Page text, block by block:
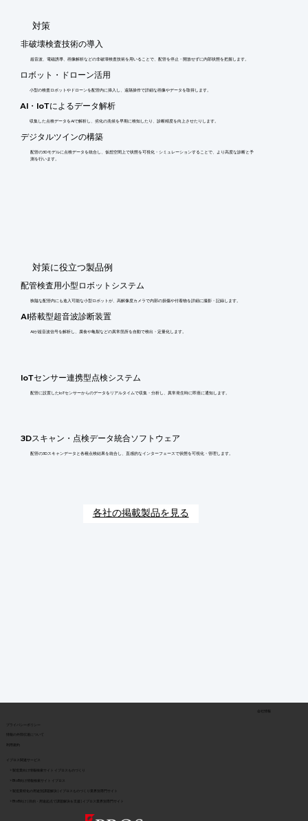
​対策
非破壊検査技術の導入
超音波、電磁誘導、画像解析などの非破壊検査技術を用いることで、配管を停止・開放せずに内部状態を把握します。
ロボット・ドローン活用
小型の検査ロボットやドローンを配管内に挿入し、遠隔操作で詳細な画像やデータを取得します。
AI・IoTによるデータ解析
収集した点検データをAIで解析し、劣化の兆候を早期に検知したり、診断精度を向上させたりします。
デジタルツインの構築
配管の3Dモデルに点検データを統合し、仮想空間上で状態を可視化・シミュレーションすることで、より高度な診断と予
測を行います。
​対策に役立つ製品例
配管検査用小型ロボットシステム
狭隘な配管内にも進入可能な小型ロボットが、高解像度カメラで内部の損傷や付着物を詳細に撮影・記録します。
AI搭載型超音波診断装置
AIが超音波信号を解析し、腐食や亀裂などの異常箇所を自動で検出・定量化します。
IoTセンサー連携型点検システム
配管に設置したIoTセンサーからのデータをリアルタイムで収集・分析し、異常発生時に即座に通知します。
3Dスキャン・点検データ統合ソフトウェア
配管の3Dスキャンデータと各種点検結果を統合し、直感的なインターフェースで状態を可視化・管理します。
各社の掲載製品を見る
​情報の外部伝達について
会社情報
> 製造業特化の用途別課題解決 | イプロスものづくり業界別専門サイト
> BtoB向け情報検索サイト イプロス
> BtoB向け | 目的・用途起点で課題解決を支援 | イプロス業界別専門サイト
> 製造業向け情報検索サイト イプロスものづくり
イプロス関連サービス